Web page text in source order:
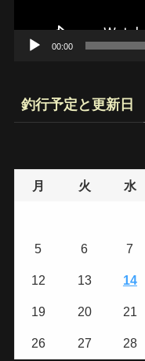
00:00
釣行予定と更新日
月 火 水
5 6 7
12 13 14
19 20 21
26 27 28